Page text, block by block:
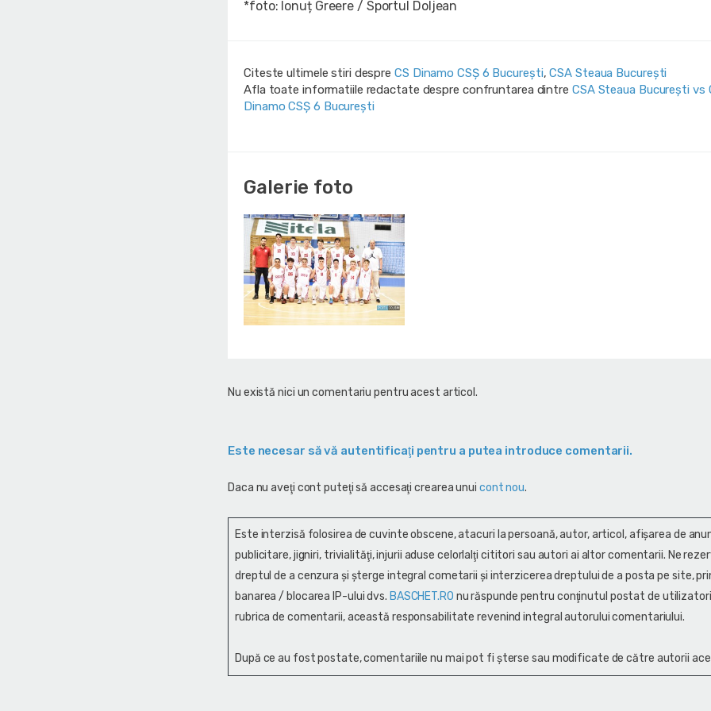
*foto: Ionuț Greere / Sportul Doljean
Citeste ultimele stiri despre CS Dinamo CSȘ 6 București,CSA Steaua București
Afla toate informatiile redactate despre confruntarea dintre CSA Steaua București vs
Dinamo CSȘ 6 București
Galerie foto
Nu există nici un comentariu pentru acest articol.
Este necesar să vă autentificaţi pentru a putea introduce comentarii.
Daca nu aveţi cont puteţi să accesaţi crearea unui cont nou.
Este interzisă folosirea de cuvinte obscene, atacuri la persoană, autor, articol, afişarea de
publicitare, jigniri, trivialităţi, injurii aduse celorlalţi cititori sau autori ai altor comentarii. Ne
dreptul de a cenzura și şterge integral cometarii și interzicerea dreptului de a posta pe site,
banarea / blocarea IP-ului dvs. BASCHET.RO nu răspunde pentru conţinutul postat de
rubrica de comentarii, această responsabilitate revenind integral autorului comentariului.
După ce au fost postate, comentariile nu mai pot fi șterse sau modificate de către autorii